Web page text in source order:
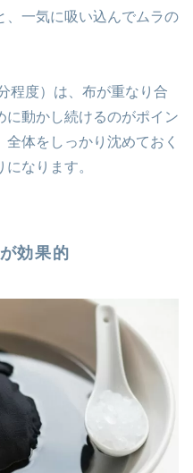
、一気に吸い込んでムラの
程度）は、布が重なり合
に動かし続けるのがポイン
全体をしっかり沈めておく
なります。
効果的